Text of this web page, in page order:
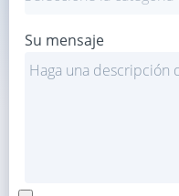
Cuestiones
Programa de
Su mensaje